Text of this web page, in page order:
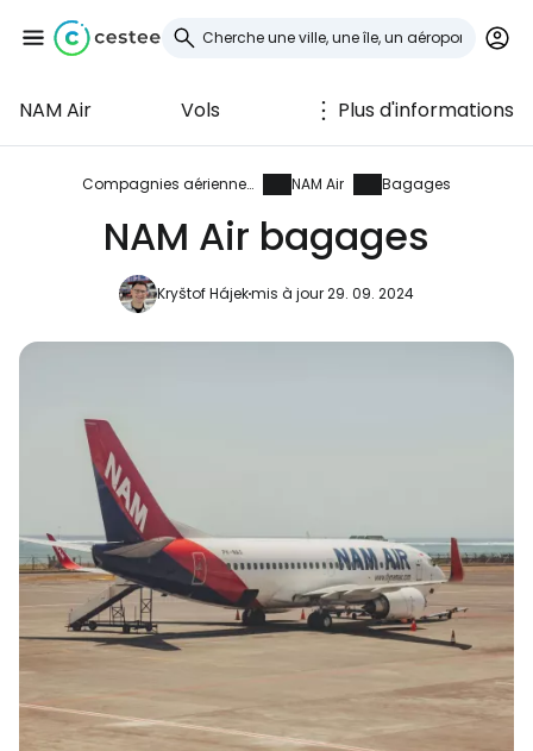
NAM Air Vols Plus d'informations
Compagnies aériennes NAM Air Bagages
NAM Air bagages
Kryštof Hájekmis à jour 29. 09. 2024
Se connecter à
Cestee
... la communauté mondiale des voyageurs
Poursuivre avec le courrier
électronique